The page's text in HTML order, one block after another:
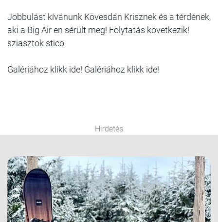
Jobbulást kívánunk Kövesdán Krisznek és a térdének,
aki a Big Air en sérült meg! Folytatás következik!
sziasztok stico
Galériához klikk ide! Galériához klikk ide!
Hirdetés